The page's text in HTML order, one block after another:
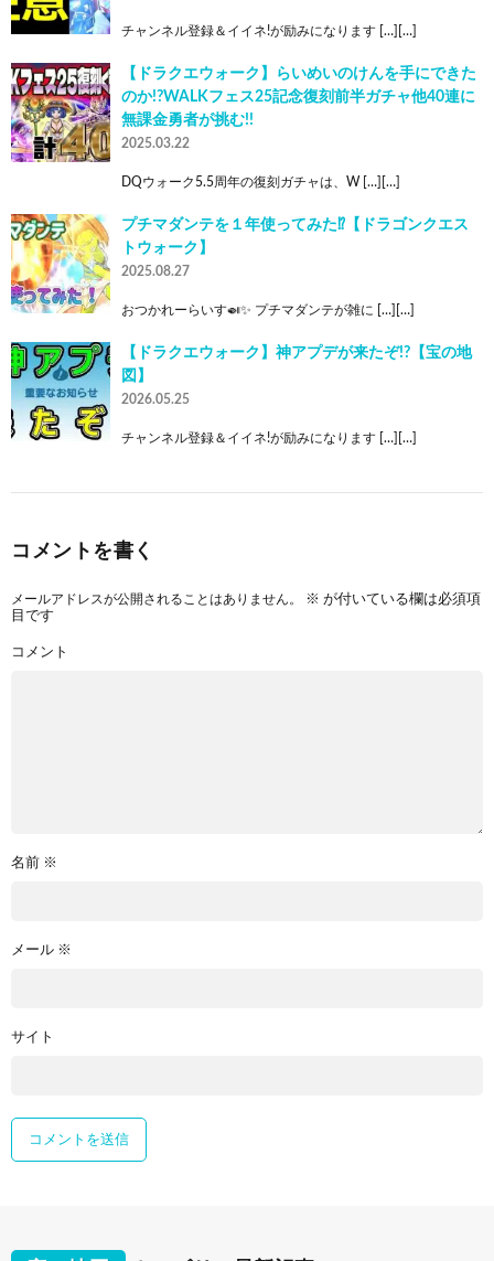
チャンネル登録＆イイネ!が励みになります […][…]
【ドラクエウォーク】らいめいのけんを手にできた
のか!?WALKフェス25記念復刻前半ガチャ他40連に
無課金勇者が挑む!!
2025.03.22
DQウォーク5.5周年の復刻ガチャは、W […][…]
プチマダンテを１年使ってみた⁉︎【ドラゴンクエス
トウォーク】
2025.08.27
おつかれーらいす🍛✨ プチマダンテが雑に […][…]
【ドラクエウォーク】神アプデが来たぞ!?【宝の地
図】
2026.05.25
チャンネル登録＆イイネ!が励みになります […][…]
コメントを書く
メールアドレスが公開されることはありません。 ※ が付いている欄は必須項
目です
コメント
名前 ※
メール ※
サイト